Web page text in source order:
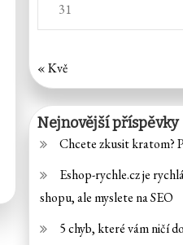
31
« Kvě
Nejnovější příspěvky
Chcete zkusit kratom?
Eshop-rychle.cz je
shopu, ale myslete na SEO
5 chyb, které vám ničí